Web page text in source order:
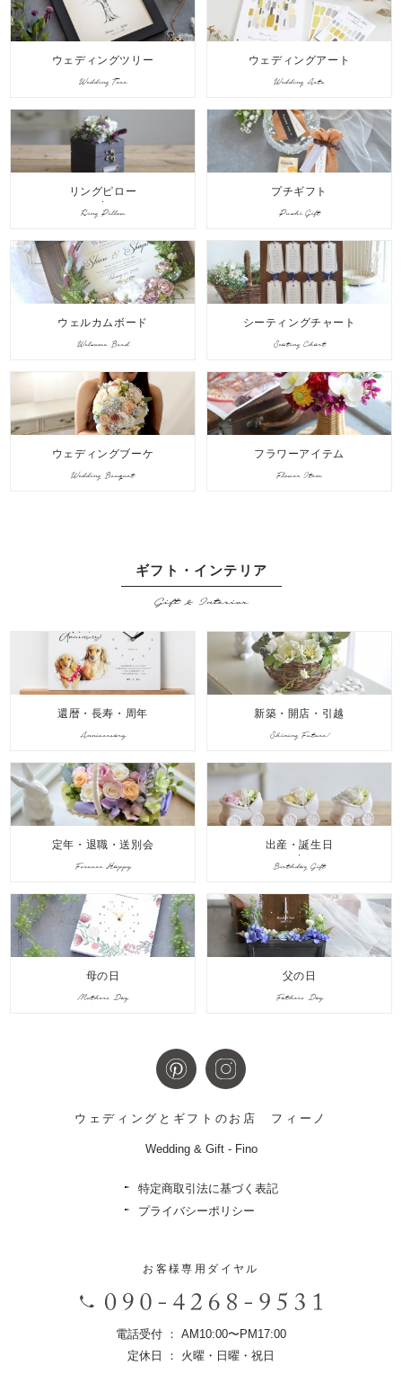
ウェディングツリー
Wedding Tree
ウェディングアート
Wedding Arts
リングピロー
Ring Pillow
プチギフト
Puchi Gift
ウェルカムボード
Welcome Bord
シーティングチャート
Seating Chart
ウェディングブーケ
Wedding Bouquet
フラワーアイテム
Flower Item
ギフト・インテリア
Gift & Interior
還暦・長寿・周年
Anniversary
新築・開店・引越
Shining Future!
定年・退職・送別会
Forever Happy
出産・誕生日
Birthday Gift
母の日
Mothers Day
父の日
Fathers Day
ウェディングとギフトのお店 フィーノ
Wedding & Gift - Fino
特定商取引法に基づく表記
プライバシーポリシー
お客様専用ダイヤル
電話受付 ： AM10:00〜PM17:00
定休日 ： 火曜・日曜・祝日